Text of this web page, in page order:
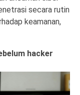
secara rutin
keamanan,
hacker